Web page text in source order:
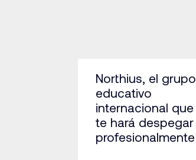
Northius, el grupo
educativo
internacional que
te hará despegar
profesionalmente